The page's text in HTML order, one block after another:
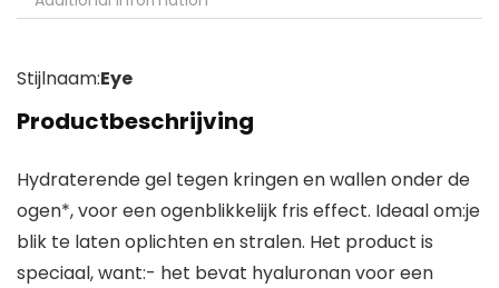
Stijlnaam:Eye
Productbeschrijving
Hydraterende gel tegen kringen en wallen onder de
ogen*, voor een ogenblikkelijk fris effect. Ideaal om:je
blik te laten oplichten en stralen. Het product is
speciaal, want:- het bevat hyaluronan voor een